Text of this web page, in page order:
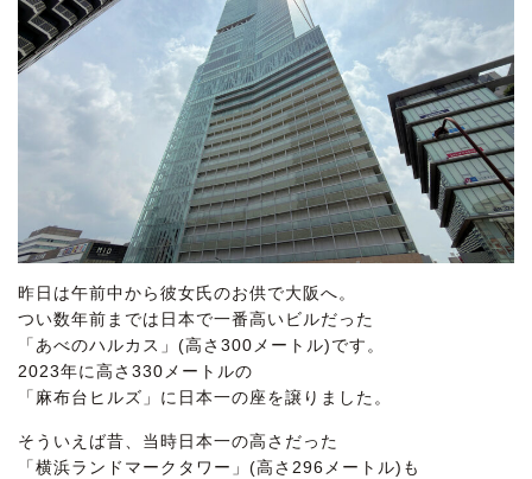
昨日は午前中から彼女氏のお供で大阪へ。
つい数年前までは日本で一番高いビルだった
「あべのハルカス」(高さ300メートル)です。
2023年に高さ330メートルの
「麻布台ヒルズ」に日本一の座を譲りました。
そういえば昔、当時日本一の高さだった
「横浜ランドマークタワー」(高さ296メートル)も